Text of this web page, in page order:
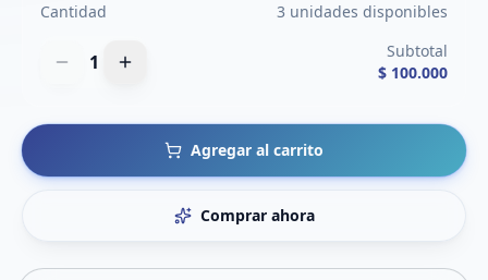
Cantidad 3 unidades disponibles
1
Subtotal
$ 100.000
Agregar al carrito
Comprar ahora